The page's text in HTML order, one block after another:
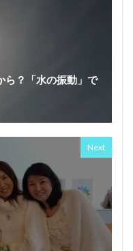
ら？「水の振動」で
Next